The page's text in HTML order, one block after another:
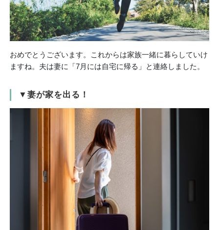
おめでとうございます。これからは家族一緒に暮らしていけ
ますね。夫は妻に「7月には自宅に帰る」と連絡しました。
▼妻が家を出る！